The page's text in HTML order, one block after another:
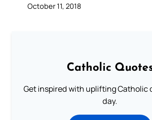
October 11, 2018
Catholic
Get inspired with uplifting Catholic
day.